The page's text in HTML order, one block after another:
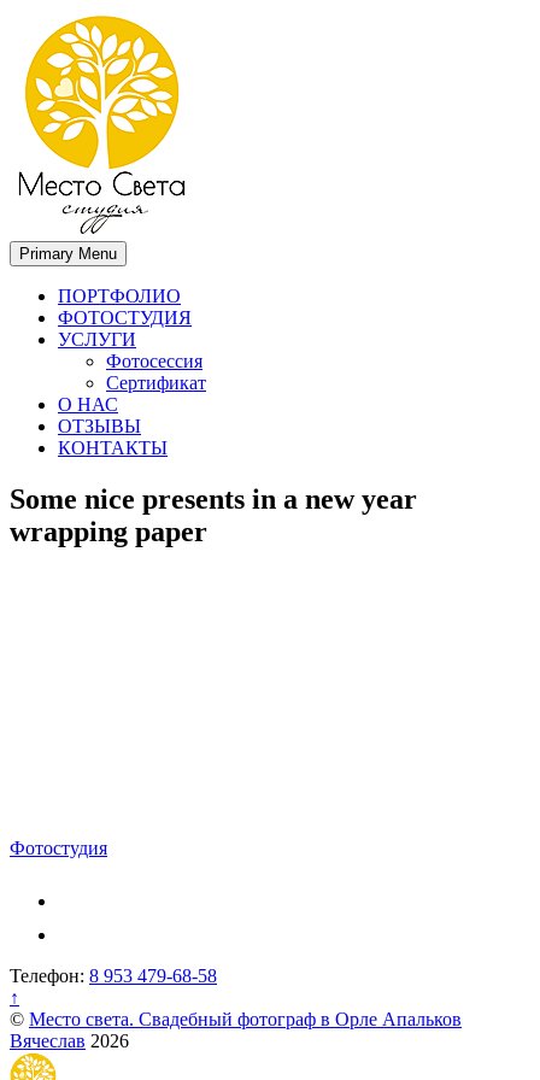
Место света. Свадебный фотограф в Орле Апальков Вячеслав
Свадебный фотограф в Орле
Primary Menu
ПОРТФОЛИО
ФОТОСТУДИЯ
УСЛУГИ
Фотосессия
Сертификат
О НАС
ОТЗЫВЫ
КОНТАКТЫ
Some nice presents in a new year
wrapping paper
Навигация
Фотостудия
Телефон: 8 953 479-68-58
↑
© Место света. Свадебный фотограф в Орле Апальков
Вячеслав 2026